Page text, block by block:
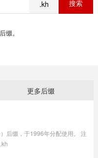
.kh
缀。
更多后缀
后缀，于1996年分配使用。 注